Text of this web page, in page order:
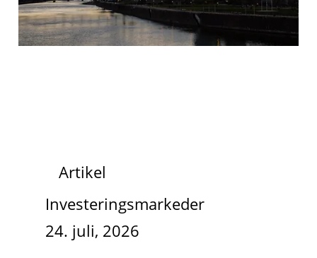
Artikel
Investeringsmarkeder
24. juli, 2026